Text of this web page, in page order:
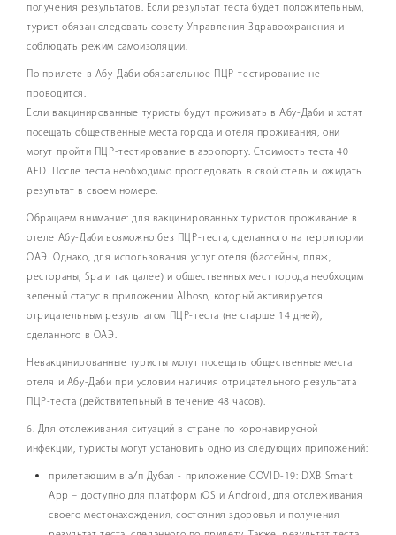
получения результатов. Если результат теста будет положительным,
турист обязан следовать совету Управления Здравоохранения и
соблюдать режим самоизоляции.
По прилете в Абу-Даби обязательное ПЦР-тестирование не
проводится.
Если вакцинированные туристы будут проживать в Абу-Даби и хотят
посещать общественные места города и отеля проживания, они
могут пройти ПЦР-тестирование в аэропорту. Стоимость теста 40
AED. После теста необходимо проследовать в свой отель и ожидать
результат в своем номере.
Обращаем внимание: для вакцинированных туристов проживание в
отеле Абу-Даби возможно без ПЦР-теста, сделанного на территории
ОАЭ. Однако, для использования услуг отеля (бассейны, пляж,
рестораны, Spa и так далее) и общественных мест города необходим
зеленый статус в приложении Alhosn, который активируется
отрицательным результатом ПЦР-теста (не старше 14 дней),
сделанного в ОАЭ.
Невакцинированные туристы могут посещать общественные места
отеля и Абу-Даби при условии наличия отрицательного результата
ПЦР-теста (действительный в течение 48 часов).
6. Для отслеживания ситуаций в стране по коронавирусной
инфекции, туристы могут установить одно из следующих приложений:
прилетающим в а/п Дубая - приложение COVID-19: DXB Smart
App – доступно для платформ iOS и Android, для отслеживания
своего местонахождения, состояния здоровья и получения